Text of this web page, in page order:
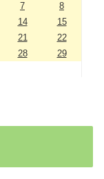
7
8
14
15
21
22
28
29